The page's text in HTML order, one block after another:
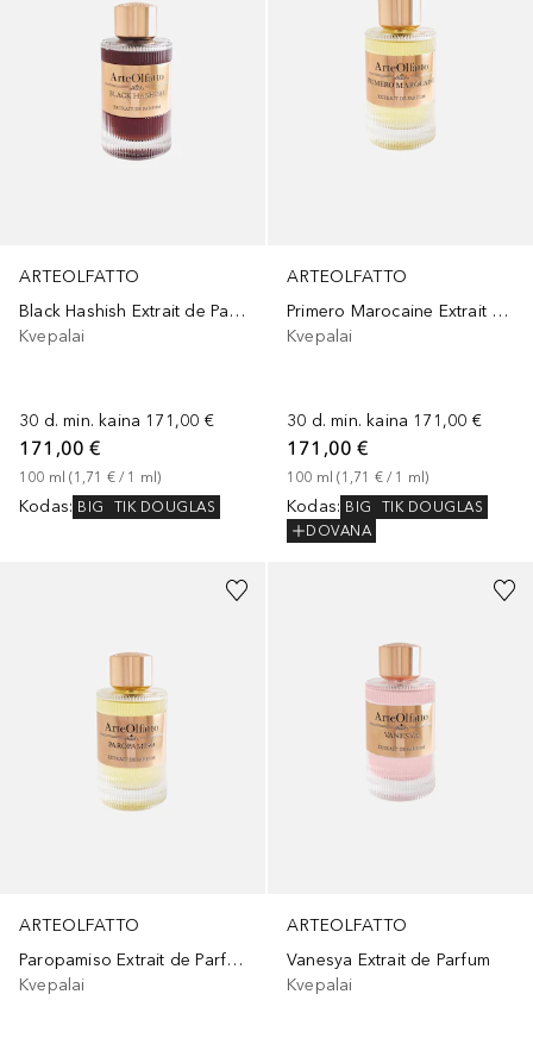
ARTEOLFATTO
Black Hashish Extrait de Parfum
Kvepalai
30 d. min. kaina 171,00 €
171,00 €
100 ml (1,71 € / 1 ml)
Kodas: BIG TIK DOUGLAS
ARTEOLFATTO
Primero Marocaine Extrait de Parfum
Kvepalai
30 d. min. kaina 171,00 €
171,00 €
100 ml (1,71 € / 1 ml)
Kodas: BIG
TIK DOUGLAS
DOVANA
ARTEOLFATTO
Paropamiso Extrait de Parfum
Kvepalai
ARTEOLFATTO
Vanesya Extrait de Parfum
Kvepalai